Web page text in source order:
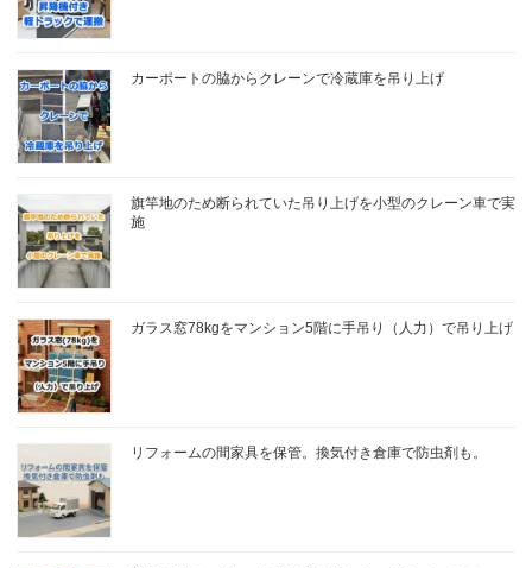
カーポートの脇からクレーンで冷蔵庫を吊り上げ
旗竿地のため断られていた吊り上げを小型のクレーン車で実
施
ガラス窓78kgをマンション5階に手吊り（人力）で吊り上げ
リフォームの間家具を保管。換気付き倉庫で防虫剤も。